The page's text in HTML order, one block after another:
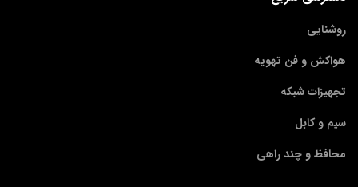
روشنایی
هواکش و فن تهویه
تجهیزات شبکه
سیم و کابل
محافظ و چند راهی